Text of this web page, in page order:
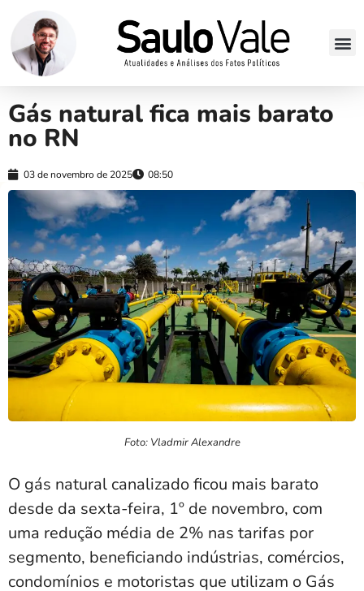
Gás natural fica mais barato
no RN
03 de novembro de 2025 08:50
Foto: Vladmir Alexandre
O gás natural canalizado ficou mais barato
desde da sexta-feira, 1º de novembro, com
uma redução média de 2% nas tarifas por
segmento, beneficiando indústrias, comércios,
condomínios e motoristas que utilizam o Gás